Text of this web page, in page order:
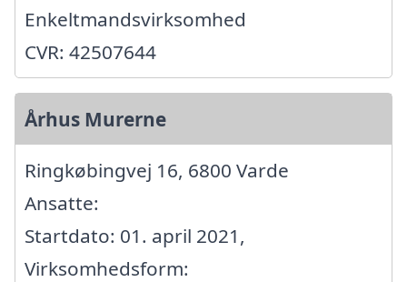
Enkeltmandsvirksomhed
CVR: 42507644
Århus Murerne
Ringkøbingvej 16, 6800 Varde
Ansatte:
Startdato: 01. april 2021,
Virksomhedsform: